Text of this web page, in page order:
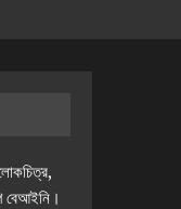
বেআইনি।